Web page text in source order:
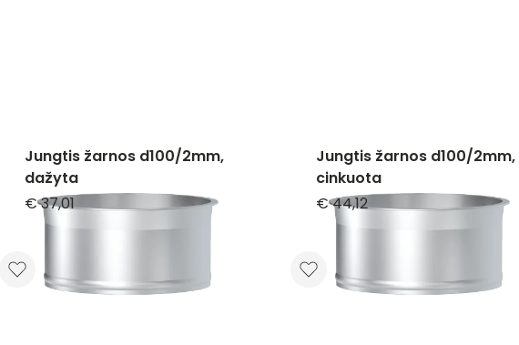
Jungtis žarnos d100/2mm,
dažyta
€ 37,01
Jungtis žarnos d100/2mm,
cinkuota
€ 44,12